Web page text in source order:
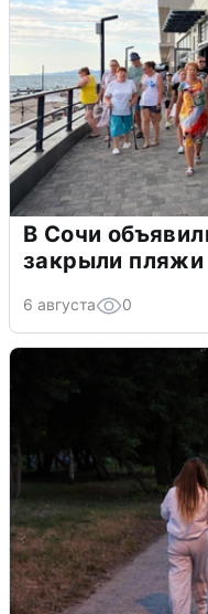
В Сочи
закрыли пляжи
6 августа 0